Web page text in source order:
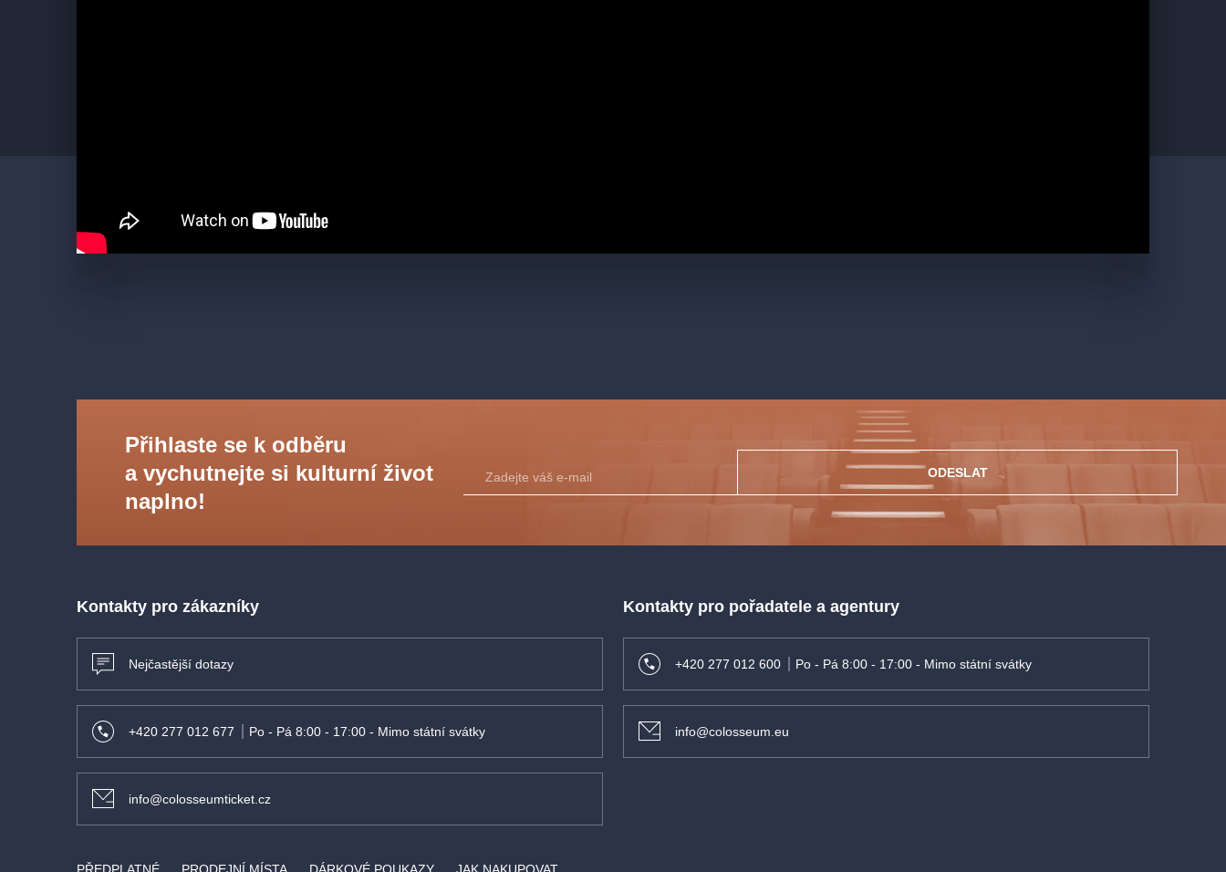
Přihlaste se k odběru
a vychutnejte si kulturní život
naplno!
ODESLAT
Kontakty pro zákazníky
Nejčastější dotazy
+420 277 012 677 Po - Pá 8:00 - 17:00 - Mimo státní svátky
info@colosseumticket.cz
Kontakty pro pořadatele a agentury
+420 277 012 600 Po - Pá 8:00 - 17:00 - Mimo státní svátky
info@colosseum.eu